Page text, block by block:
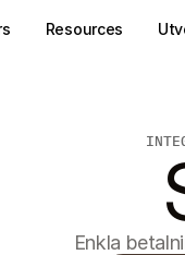
Enkla
Resources